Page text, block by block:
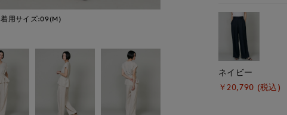
着用サイズ:09(M) モデル
ネイビー
￥20,790 (税込)